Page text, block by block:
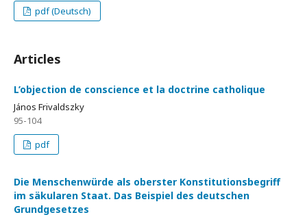
pdf (Deutsch)
Articles
L’objection de conscience et la doctrine catholique
János Frivaldszky
95-104
pdf
Die Menschenwürde als oberster Konstitutionsbegriff
im säkularen Staat. Das Beispiel des deutschen
Grundgesetzes